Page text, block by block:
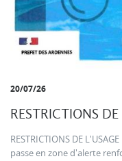
20/07/26
RESTRICTIONS
RESTRICTIONS DE
passe en zone d'alerte